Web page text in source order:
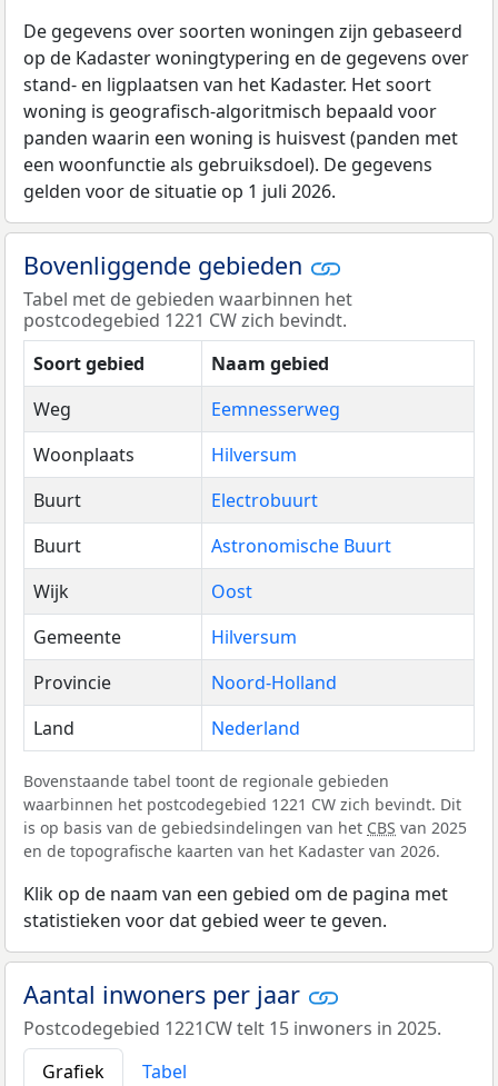
De gegevens over soorten woningen zijn gebaseerd
op de Kadaster woningtypering en de gegevens over
stand- en ligplaatsen van het Kadaster. Het soort
woning is geografisch-algoritmisch bepaald voor
panden waarin een woning is huisvest (panden met
een woonfunctie als gebruiksdoel). De gegevens
gelden voor de situatie op 1 juli 2026.
Bovenliggende gebieden
Tabel met de gebieden waarbinnen het
postcodegebied 1221 CW zich bevindt.
Soort gebied
Naam gebied
Weg
Eemnesserweg
Woonplaats
Hilversum
Buurt
Electrobuurt
Buurt
Astronomische Buurt
Wijk
Oost
Gemeente
Hilversum
Provincie
Noord-Holland
Land
Nederland
Bovenstaande tabel toont de regionale gebieden
waarbinnen het postcodegebied 1221 CW zich bevindt. Dit
is op basis van de gebiedsindelingen van het CBS van 2025
en de topografische kaarten van het Kadaster van 2026.
Klik op de naam van een gebied om de pagina met
statistieken voor dat gebied weer te geven.
Aantal inwoners per jaar
Postcodegebied 1221CW telt 15 inwoners in 2025.
Grafiek
Tabel